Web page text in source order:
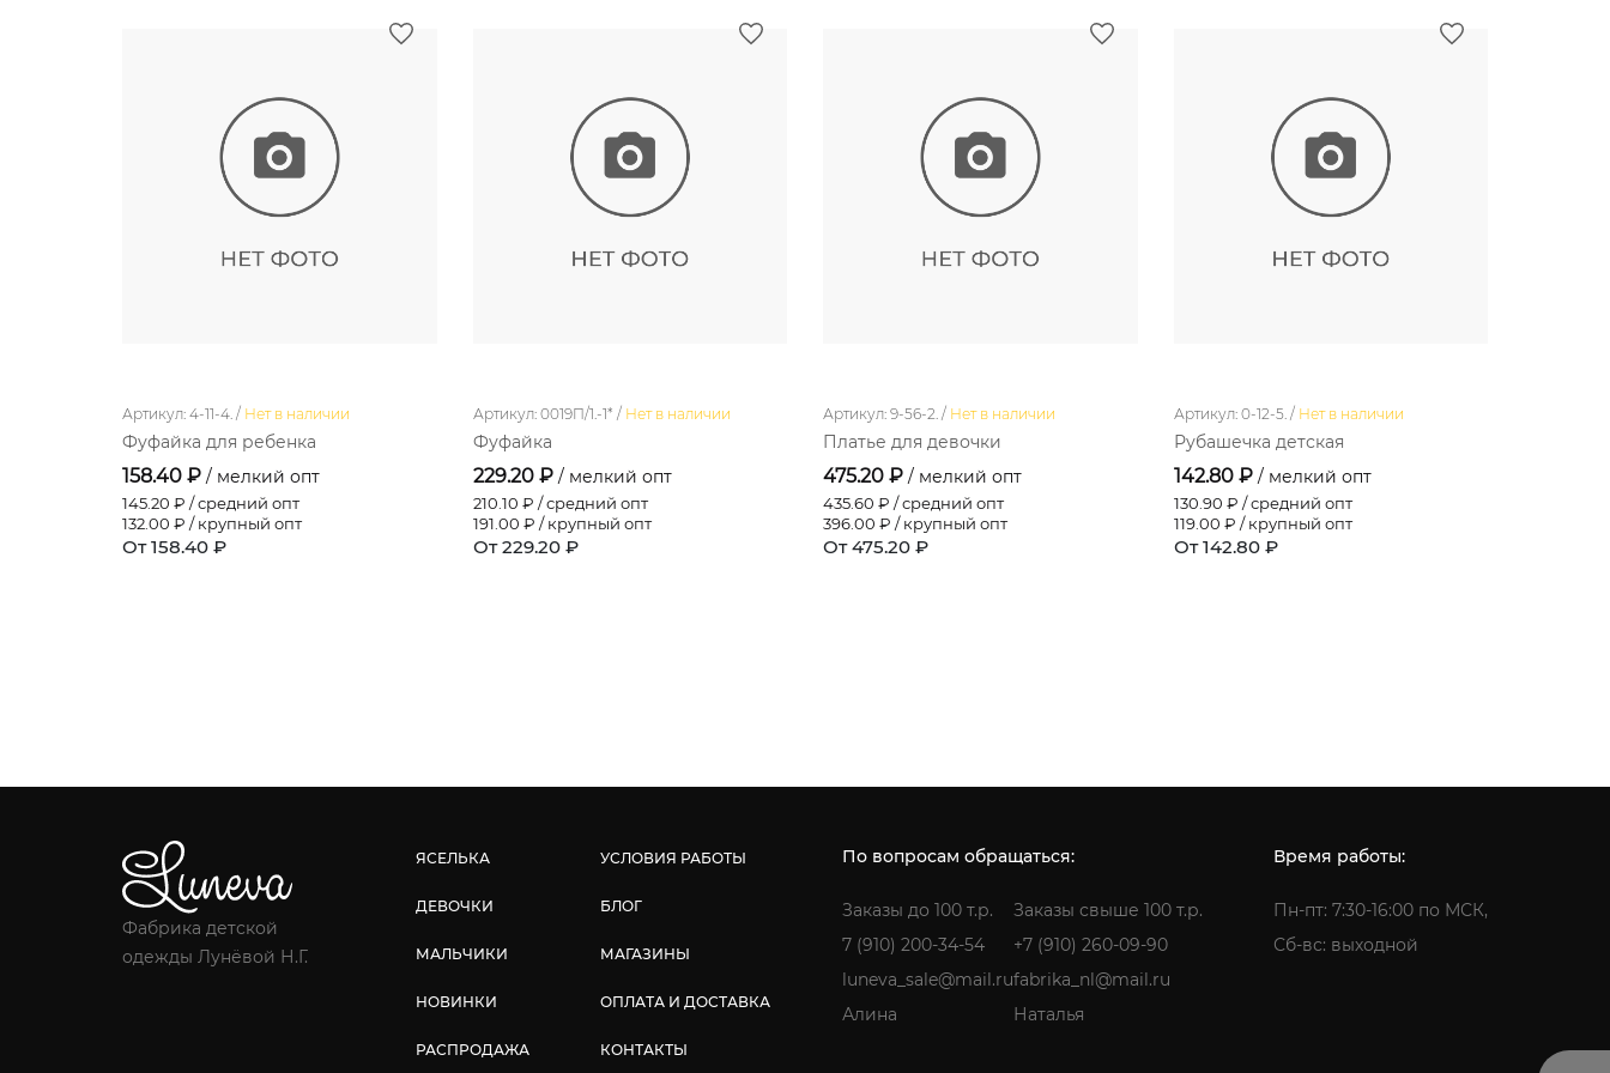
Артикул: 4-11-4. / Нет в наличии
Фуфайка для ребенка
158.40 ₽ / мелкий опт
145.20 ₽ / средний опт
132.00 ₽ / крупный опт
От 158.40 ₽
Артикул: 0019П/1.-1* / Нет в наличии
Фуфайка
229.20 ₽ / мелкий опт
210.10 ₽ / средний опт
191.00 ₽ / крупный опт
От 229.20 ₽
Артикул: 9-56-2. / Нет в наличии
Платье для девочки
475.20 ₽ / мелкий опт
435.60 ₽ / средний опт
396.00 ₽ / крупный опт
От 475.20 ₽
Артикул: 0-12-5. / Нет в наличии
Рубашечка детская
142.80 ₽ / мелкий опт
130.90 ₽ / средний опт
119.00 ₽ / крупный опт
От 142.80 ₽
Фабрика детской
одежды Лунёвой Н.Г.
ЯСЕЛЬКА
ДЕВОЧКИ
МАЛЬЧИКИ
НОВИНКИ
РАСПРОДАЖА
УСЛОВИЯ РАБОТЫ
БЛОГ
МАГАЗИНЫ
ОПЛАТА И ДОСТАВКА
КОНТАКТЫ
По вопросам обращаться:
Заказы до 100 т.р.
7 (910) 200-34-54
luneva_sale@mail.ru
Алина
Заказы свыше 100 т.р.
+7 (910) 260-09-90
fabrika_nl@mail.ru
Наталья
Время работы:
Пн-пт: 7:30-16:00 по МСК,
Сб-вс: выходной